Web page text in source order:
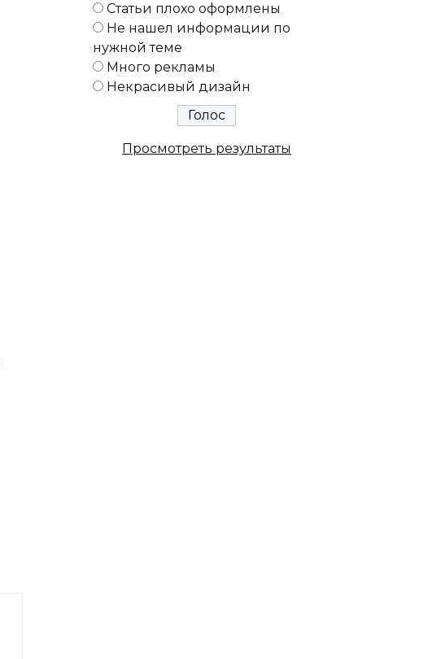
Статьи плохо оформлены
Не нашел информации по
нужной теме
Много рекламы
Некрасивый дизайн
Просмотреть результаты